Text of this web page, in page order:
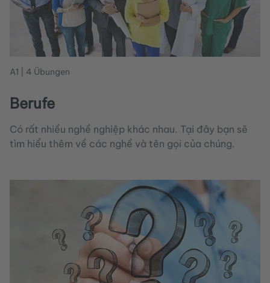
A1 | 4 Übungen
Berufe
Có rất nhiều nghề nghiệp khác nhau. Tại đây bạn sẽ
tìm hiểu thêm về các nghề và tên gọi của chúng.